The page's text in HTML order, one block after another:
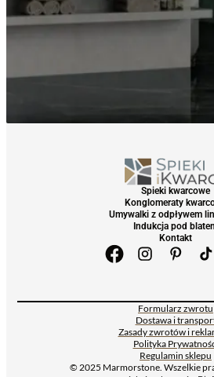
Spieki kwarcowe
Konglomeraty
Umywalki z odpływem
Indukcja pod
Kontakt
© 2025 Marmorstone. Wszelkie
Regulamin sklepu
Polityka
Zasady zwrotów i
Dostawa i
Formularz zwrotu